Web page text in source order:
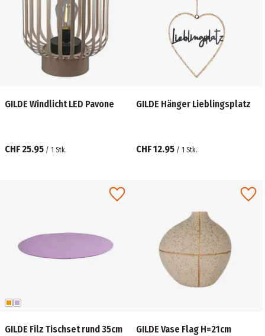
GILDE Windlicht LED Pavone
CHF 25.95 / 1 Stk.
GILDE Hänger Lieblingsplatz
CHF 12.95 / 1 Stk.
GILDE Filz Tischset rund 35cm GILDE Vase Flag H=21cm